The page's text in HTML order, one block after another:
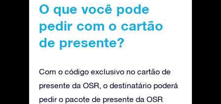
O que você pode
pedir com o cartão
de presente?
Com o código exclusivo no cartão de
presente da OSR, o destinatário poderá
pedir o pacote de presente da OSR